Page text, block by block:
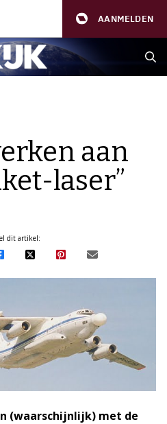
AANMELDEN
aan
laser”
dit artikel:
(waarschijnlijk) met de